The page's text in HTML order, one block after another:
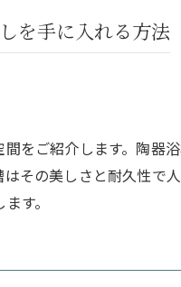
を手に入れる方法
をご紹介します。陶器
その美しさと耐久性
す。